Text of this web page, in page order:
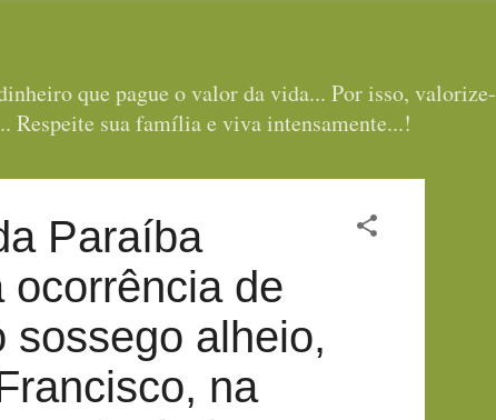
que pague o valor da vida... Por isso, valorize-
Respeite sua família e viva intensamente...!
Paraíba
ocorrência de
sossego alheio,
na